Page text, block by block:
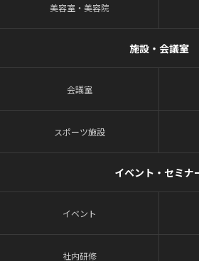
美容室・美容院
施設・会議室
会議室
スポーツ施設
イベント・セミナ
イベント
社内研修